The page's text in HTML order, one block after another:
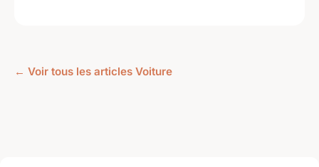
← Voir tous les articles Voiture